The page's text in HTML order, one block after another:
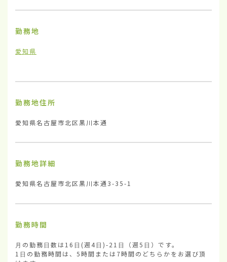
勤務地
愛知県
勤務地住所
愛知県名古屋市北区黒川本通
勤務地詳細
愛知県名古屋市北区黒川本通3-35-1
勤務時間
月の勤務日数は16日(週4日)-21日（週5日）です。
1日の勤務時間は、5時間または7時間のどちらかをお選び頂